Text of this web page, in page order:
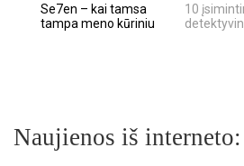
Se7en – kai tamsa
tampa meno kūriniu
10
Naujienos iš interneto: